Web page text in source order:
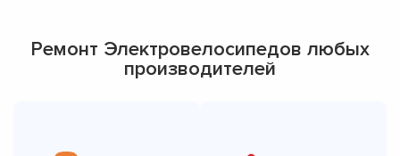
Ремонт Электровелосипедов любых
производителей